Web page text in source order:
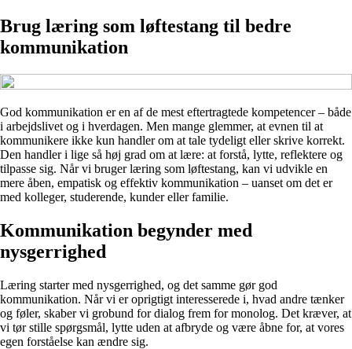
Brug læring som løftestang til bedre
kommunikation
God kommunikation er en af de mest eftertragtede kompetencer – både
i arbejdslivet og i hverdagen. Men mange glemmer, at evnen til at
kommunikere ikke kun handler om at tale tydeligt eller skrive korrekt.
Den handler i lige så høj grad om at lære: at forstå, lytte, reflektere og
tilpasse sig. Når vi bruger læring som løftestang, kan vi udvikle en
mere åben, empatisk og effektiv kommunikation – uanset om det er
med kolleger, studerende, kunder eller familie.
Kommunikation begynder med
nysgerrighed
Læring starter med nysgerrighed, og det samme gør god
kommunikation. Når vi er oprigtigt interesserede i, hvad andre tænker
og føler, skaber vi grobund for dialog frem for monolog. Det kræver, at
vi tør stille spørgsmål, lytte uden at afbryde og være åbne for, at vores
egen forståelse kan ændre sig.